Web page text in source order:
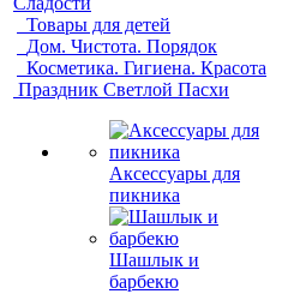
Товары для детей
Дом. Чистота. Порядок
Косметика. Гигиена. Красота
Праздник Светлой Пасхи
Аксессуары для
пикника
Шашлык и
барбекю